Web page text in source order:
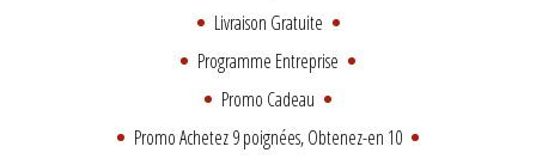
Livraison Gratuite
Programme Entreprise
Promo Cadeau
Promo Achetez 9 poignées, Obtenez-en 10